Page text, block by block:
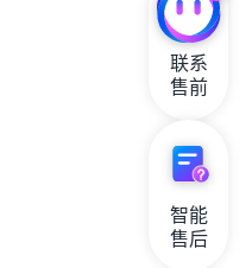
联系
售前
智能
售后